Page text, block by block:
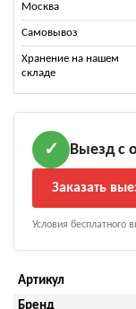
Москва
Самовывоз
Хранение на нашем
складе
✓ Выезд с
Заказать
Условия бесплатного
Артикул
Бренд